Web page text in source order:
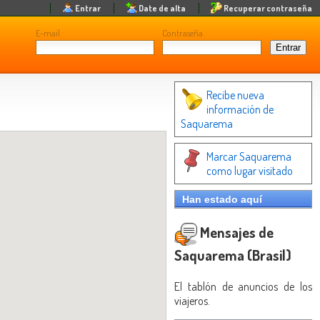
E-mail Contraseña
Entrar Date de alta Recuperar contraseña
Recibe nueva
información de
Saquarema
Marcar Saquarema
como lugar visitado
Han estado aquí
Mensajes de
Saquarema (Brasil)
El tablón de anuncios de los
viajeros.